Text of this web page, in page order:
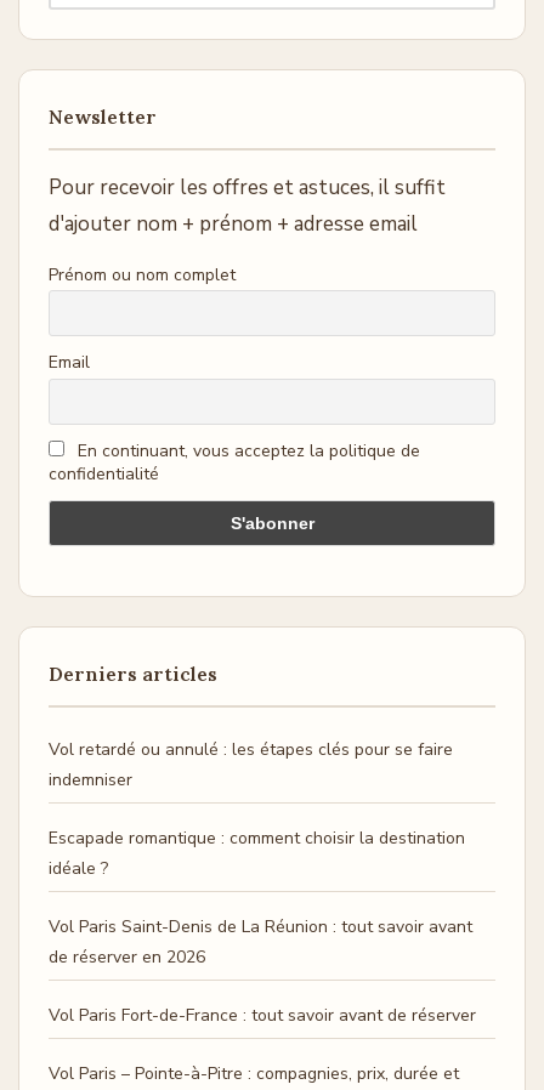
Newsletter
Pour recevoir les offres et astuces, il suffit
d'ajouter nom + prénom + adresse email
Prénom ou nom complet
Email
En continuant, vous acceptez la politique de
confidentialité
Derniers articles
Vol retardé ou annulé : les étapes clés pour se faire
indemniser
Escapade romantique : comment choisir la destination
idéale ?
Vol Paris Saint-Denis de La Réunion : tout savoir avant
de réserver en 2026
Vol Paris Fort-de-France : tout savoir avant de réserver
Vol Paris – Pointe-à-Pitre : compagnies, prix, durée et